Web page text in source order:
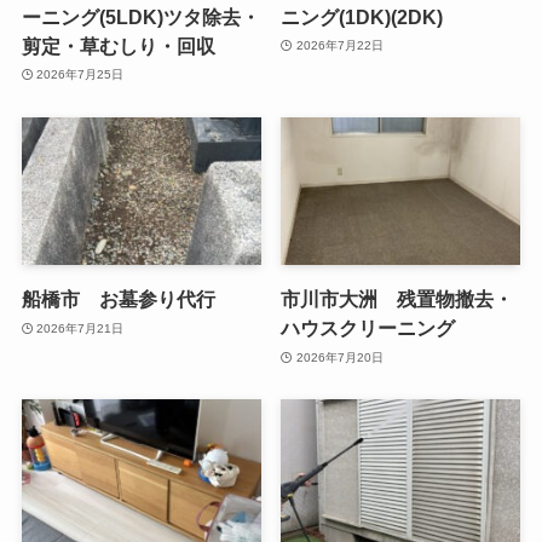
ーニング(5LDK)ツタ除去・
剪定・草むしり・回収
2026年7月25日
ニング(1DK)(2DK)
2026年7月22日
船橋市 お墓参り代行
2026年7月21日
市川市大洲 残置物撤去・
ハウスクリーニング
2026年7月20日